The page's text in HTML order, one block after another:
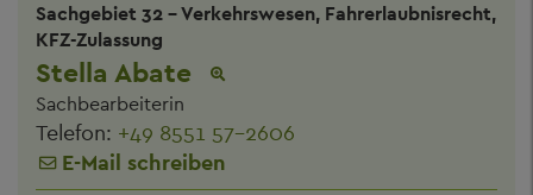
Sachgebiet 32 - Verkehrswesen, Fahrerlaubnisrecht,
KFZ-Zulassung
Stella Abate
Sachbearbeiterin
Telefon: +49 8551 57-2606
E-Mail schreiben